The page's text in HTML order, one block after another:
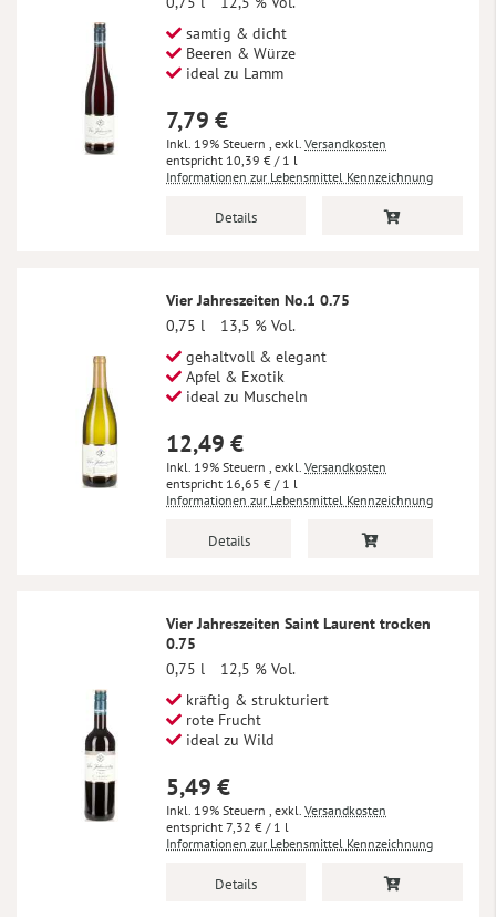
samtig & dicht
Beeren & Würze
ideal zu Lamm
7,79 €
Inkl. 19% Steuern , exkl. Versandkosten
10,39 € / 1 l
Informationen zur Lebensmittel Kennzeichnung
Details
Vier Jahreszeiten No.1 0.75
0,75 l
13,5 % Vol.
gehaltvoll & elegant
Apfel & Exotik
ideal zu Muscheln
12,49 €
Inkl. 19% Steuern , exkl. Versandkosten
16,65 € / 1 l
Informationen zur Lebensmittel Kennzeichnung
Details
Vier Jahreszeiten Saint Laurent trocken
0.75
0,75 l
12,5 % Vol.
kräftig & strukturiert
rote Frucht
ideal zu Wild
5,49 €
Inkl. 19% Steuern , exkl. Versandkosten
7,32 € / 1 l
Informationen zur Lebensmittel Kennzeichnung
Details